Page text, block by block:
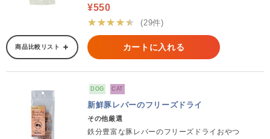
¥550
★★★★★
(29件)
商品比較リスト カートに入れる
DOG CAT
新鮮豚レバーのフリーズドライ
その他厳選
鉄分豊富な豚レバーのフリーズドライおやつ